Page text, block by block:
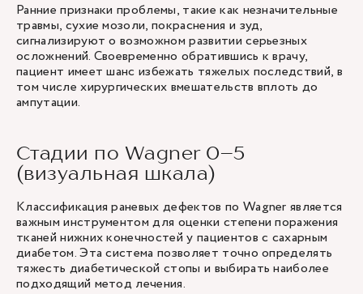
Ранние признаки проблемы, такие как незначительные
травмы, сухие мозоли, покраснения и зуд,
сигнализируют о возможном развитии серьезных
осложнений. Своевременно обратившись к врачу,
пациент имеет шанс избежать тяжелых последствий, в
том числе хирургических вмешательств вплоть до
ампутации.
Стадии по Wagner 0–5
(визуальная шкала)
Классификация раневых дефектов по Wagner является
важным инструментом для оценки степени поражения
тканей нижних конечностей у пациентов с сахарным
диабетом. Эта система позволяет точно определять
тяжесть диабетической стопы и выбирать наиболее
подходящий метод лечения.